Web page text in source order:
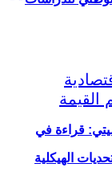
قراءة في
الهيكلية